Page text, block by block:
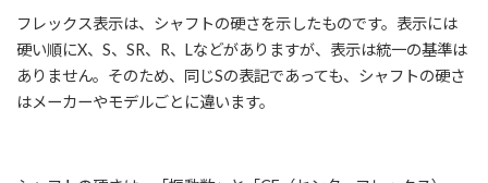
フレックス表示は、シャフトの硬さを示したものです。表示には
硬い順にX、S、SR、R、Lなどがありますが、表示は統一の基準は
ありません。そのため、同じSの表記であっても、シャフトの硬さ
はメーカーやモデルごとに違います。